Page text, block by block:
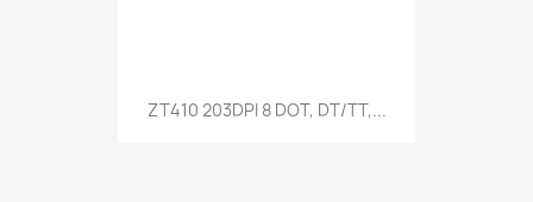
ZT410 203DPI 8 DOT, DT/TT,...